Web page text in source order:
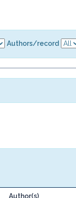
Authors/record
Author(s)